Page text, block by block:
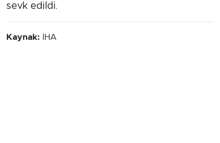
sevk edildi.
Kaynak: İHA